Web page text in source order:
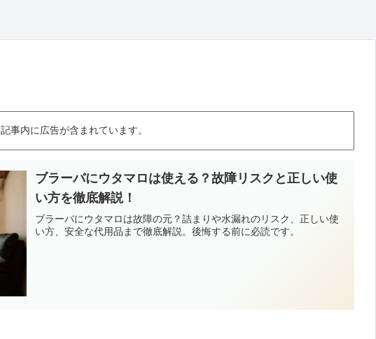
記事内に広告が含まれています。
ブラーバにウタマロは使える？故障リスクと正しい使
い方を徹底解説！
ブラーバにウタマロは故障の元？詰まりや水漏れのリスク、正しい使
い方、安全な代用品まで徹底解説。後悔する前に必読です。